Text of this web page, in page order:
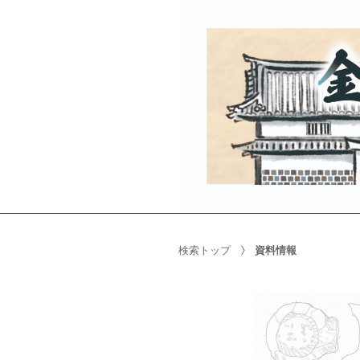
検索トップ 資料情報